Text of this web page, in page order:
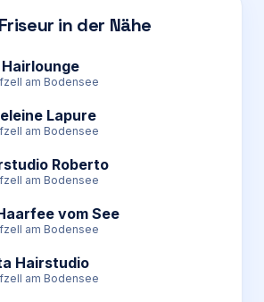
in der Nähe
Hairlounge
am Bodensee
Lapure
am Bodensee
Roberto
am Bodensee
vom See
am Bodensee
Hairstudio
am Bodensee